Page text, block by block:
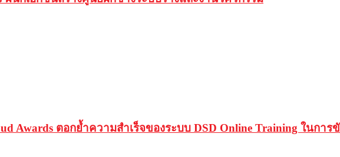
Awards ตอกย้ำความสำเร็จของระบบ DSD Online Training ในก